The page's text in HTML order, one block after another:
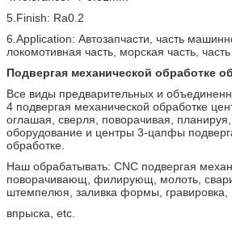
5.Finish: Ra0.2
6.Application: Автозапчасти, часть
локомотивная часть, морская часть,
Подвергая механической обработке
Все виды предварительных и
4 подвергая механической обработке
оглашая, сверля, поворачивая,
оборудование и центры 3-цапфы
обработке.
Наш обрабатывать: CNC подвергая
поворачивающ, филирующ, молоть,
штемпелюя, заливка формы, гравировка,
впрыска, etc.